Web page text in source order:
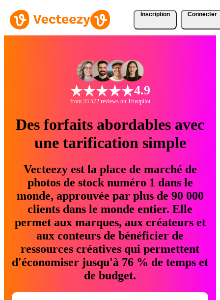
Inscription Connecter
4.9
from 33 572 reviews on Trustpilot
Des forfaits abordables avec
une tarification simple
Vecteezy est la place de marché de
photos de stock numéro 1 dans le
monde, approuvée par plus de 90 000
clients dans le monde entier. Elle
permet aux marques, aux créateurs et
aux conteurs de bénéficier de
ressources créatives qui permettent
d'économiser jusqu'à 76 % de temps et
de budget.